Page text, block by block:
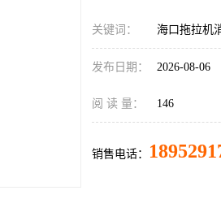
关键词： 海口拖拉机
发布日期： 2026-08-06
阅 读 量： 146
销售电话：